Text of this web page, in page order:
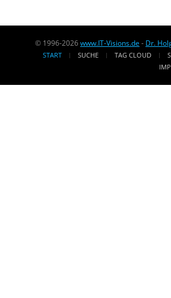
© 1996-2026www.IT-Visions.de - Dr.
START SUCHE TAG CLOUD